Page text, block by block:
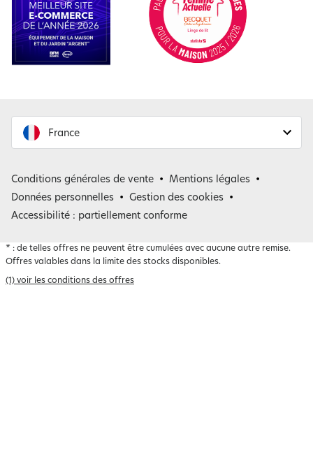
France
Belgique
Conditions générales de vente
Mentions légales
Données personnelles
Gestion des cookies
Accessibilité : partiellement conforme
* : de telles offres ne peuvent être cumulées avec aucune autre remise.
Offres valables dans la limite des stocks disponibles.
(1) voir les conditions des offres